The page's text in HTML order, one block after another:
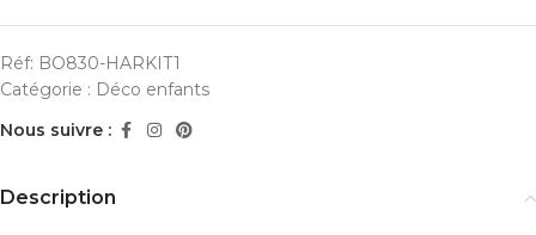
Réf: BO830-HARKIT1
Catégorie : Déco enfants
Nous suivre :
Description